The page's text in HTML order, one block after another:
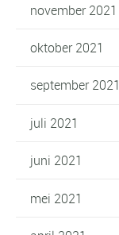
november 2021
oktober 2021
september 2021
juli 2021
juni 2021
mei 2021